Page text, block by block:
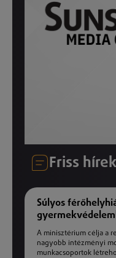
Friss hírek
Súlyos
A minisztérium célja a
nagyobb intézményi
munkacsoportok